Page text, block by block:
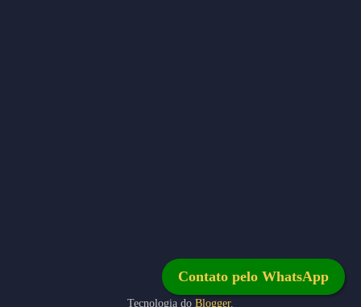
Contato pelo WhatsApp
Tecnologia do Blogger.